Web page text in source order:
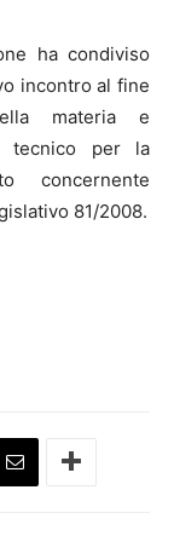
ha condiviso
incontro al fine
materia e
tecnico per la
concernente
81/2008.